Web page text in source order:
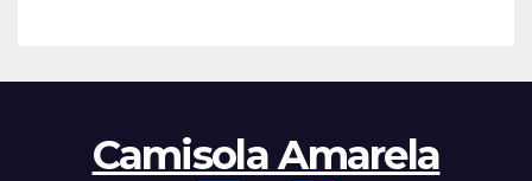
Camisola Amarela